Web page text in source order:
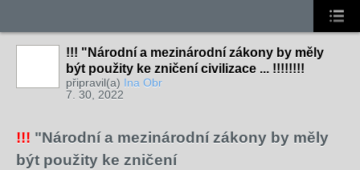
!!! "Národní a mezinárodní zákony by měly
být použity ke zničení civilizace ... !!!!!!!!
připravil(a) Ina Obr
7. 30, 2022
!!! "Národní a mezinárodní zákony by měly
být použity ke zničení